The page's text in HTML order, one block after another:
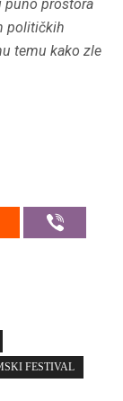
puno prostora
političkih
temu kako zle
FESTIVAL